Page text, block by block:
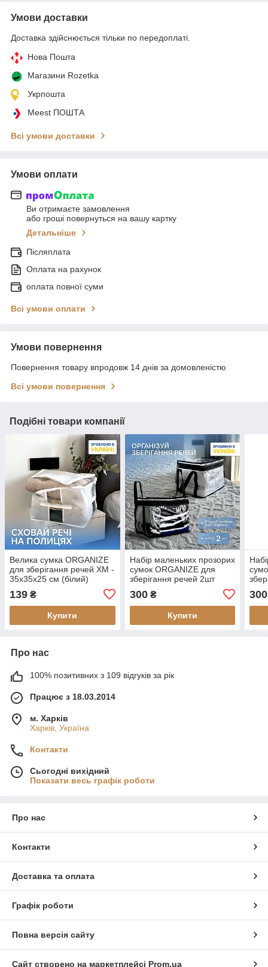
Умови доставки
Доставка здійснюється тільки по передоплаті.
Нова Пошта
Магазини Rozetka
Укрпошта
Meest ПОШТА
Всі умови доставки
Умови оплати
Ви отримаєте замовлення
або гроші повернуться на вашу картку
Детальніше
Післяплата
Оплата на рахунок
оплата повної суми
Всі умови оплати
Умови повернення
Повернення товару впродовж 14 днів за домовленістю
Всі умови повернення
Подібні товари компанії
Велика сумка ORGANIZE
для зберігання речей XM -
35x35x25 см (білий)
139 ₴
Купити
Набір маленьких прозорих
сумок ORGANIZE для
зберігання речей 2шт
300₴
Купити
300
Про нас
100% позитивних з 109 відгуків за рік
Працює з 18.03.2014
м. Харків
Харків, Україна
Контакти
Сьогодні вихідний
Показати весь графік роботи
Про нас
Контакти
Доставка та оплата
Графік роботи
Повна версія сайту
Сайт створено на маркетплейсі Prom.ua